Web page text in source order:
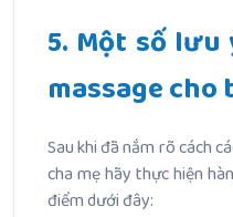
5. Một số
massage cho
Sau khi đã nắm rõ cách
cha mẹ hãy thực hiện
điểm dưới đây: